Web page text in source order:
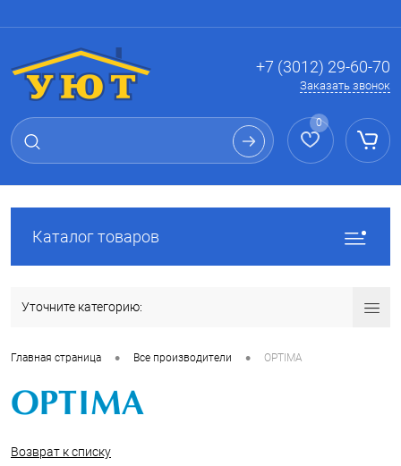
+7 (3012) 29-60-70
Заказать звонок
0
Каталог товаров
Уточните категорию:
Главная страница • Все производители • OPTIMA
Возврат к списку